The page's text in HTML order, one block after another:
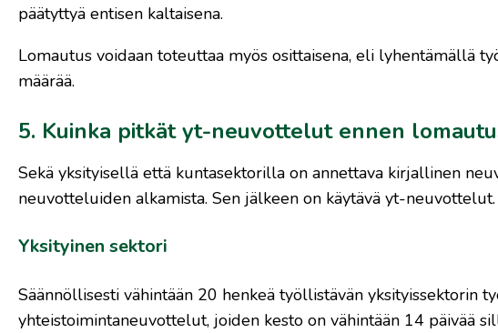
päätyttyä entisen kaltaisena.
Lomautus voidaan toteuttaa myös osittaisena, eli lyhentämällä
määrää.
5. Kuinka pitkät yt-neuvottelut ennen
Sekä yksityisellä että kuntasektorilla on annettava kirjallinen
neuvotteluiden alkamista. Sen jälkeen on käytävä yt-neuvottelut.
Yksityinen sektori
Säännöllisesti vähintään 20 henkeä työllistävän yksityissektorin
yhteistoimintaneuvottelut, joiden kesto on vähintään 14 päivää